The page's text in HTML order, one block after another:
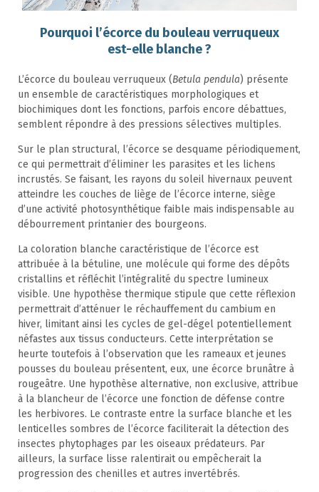
Pourquoi l’écorce du bouleau verruqueux
est-elle blanche ?
L’écorce du bouleau verruqueux (Betula pendula) présente
un ensemble de caractéristiques morphologiques et
biochimiques dont les fonctions, parfois encore débattues,
semblent répondre à des pressions sélectives multiples.
Sur le plan structural, l’écorce se desquame périodiquement,
ce qui permettrait d’éliminer les parasites et les lichens
incrustés. Se faisant, les rayons du soleil hivernaux peuvent
atteindre les couches de liège de l’écorce interne, siège
d’une activité photosynthétique faible mais indispensable au
débourrement printanier des bourgeons.
La coloration blanche caractéristique de l’écorce est
attribuée à la bétuline, une molécule qui forme des dépôts
cristallins et réfléchit l’intégralité du spectre lumineux
visible. Une hypothèse thermique stipule que cette réflexion
permettrait d’atténuer le réchauffement du cambium en
hiver, limitant ainsi les cycles de gel-dégel potentiellement
néfastes aux tissus conducteurs. Cette interprétation se
heurte toutefois à l’observation que les rameaux et jeunes
pousses du bouleau présentent, eux, une écorce brunâtre à
rougeâtre. Une hypothèse alternative, non exclusive, attribue
à la blancheur de l’écorce une fonction de défense contre
les herbivores. Le contraste entre la surface blanche et les
lenticelles sombres de l’écorce faciliterait la détection des
insectes phytophages par les oiseaux prédateurs. Par
ailleurs, la surface lisse ralentirait ou empêcherait la
progression des chenilles et autres invertébrés.